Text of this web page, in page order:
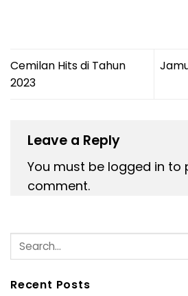
Cemilan Hits di Tahun
2023
Leave a Reply
You must be logged in to
comment.
Recent Posts